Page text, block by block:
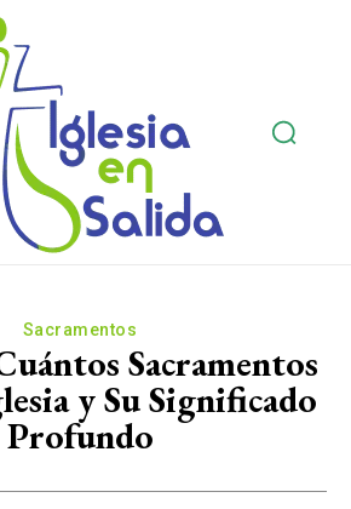
Sacramentos
Sacramentos
y Su Significado
Profundo